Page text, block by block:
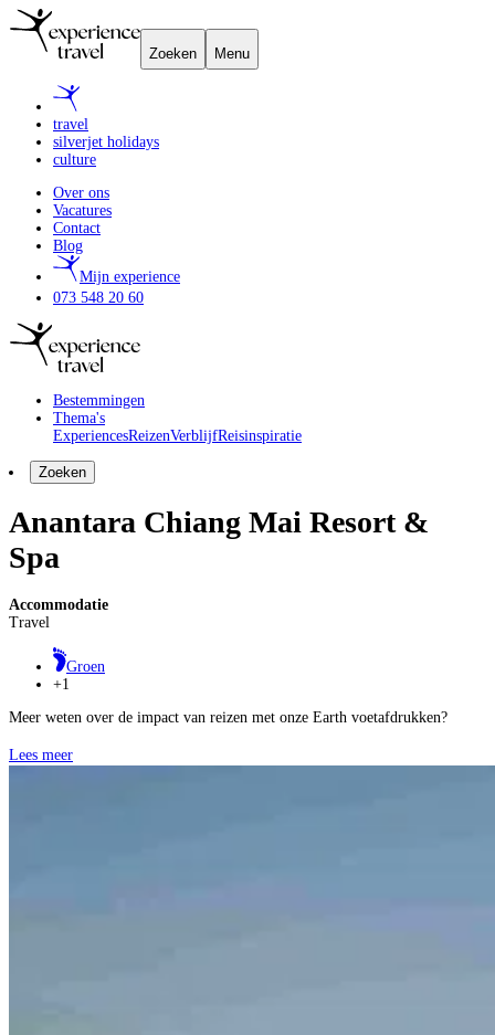
Zoeken Menu
travel
silverjet holidays
culture
Over ons
Vacatures
Contact
Blog
Mijn experience
073 548 20 60
Bestemmingen
Thema's
ExperiencesReizenVerblijfReisinspiratie
Zoeken
Anantara Chiang Mai Resort &
Spa
Accommodatie
Travel
Groen
+1
Meer weten over de impact van reizen met onze Earth voetafdrukken?
Lees meer